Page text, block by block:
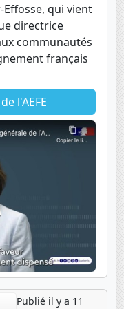
Effosse, qui vient
directrice
communautés
français
l'AEFE
Publié il y a 11